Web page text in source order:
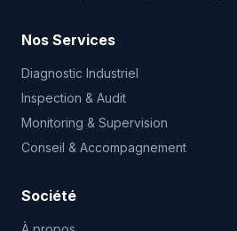
Nos Services
Diagnostic Industriel
Inspection & Audit
Monitoring & Supervision
Conseil & Accompagnement
Société